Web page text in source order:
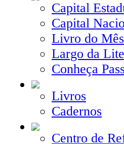
Capital
Capital
Livro do Mês
Largo da
Conheça
Livros
Cadernos
Centro de